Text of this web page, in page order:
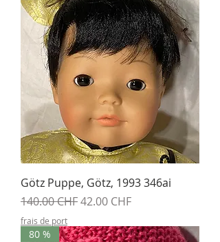
Götz Puppe, Götz, 1993 346ai
Prix original
140.00 CHFPrix promotionnel
42.00 CHF
frais de port
80 %